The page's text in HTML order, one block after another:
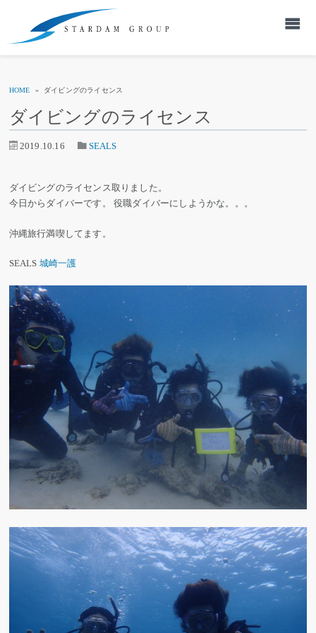
HOME » ダイビングのライセンス
ダイビングのライセンス
2019.10.16 SEALS
ダイビングのライセンス取りました。
今日からダイバーです。 役職ダイバーにしようかな。。。
沖縄旅行満喫してます。
SEALS 城崎一護